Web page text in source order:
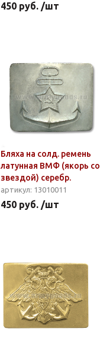
450 руб. /шт
Бляха на солд. ремень
латунная ВМФ (якорь со
звездой) серебр.
артикул: 13010011
450 руб. /шт